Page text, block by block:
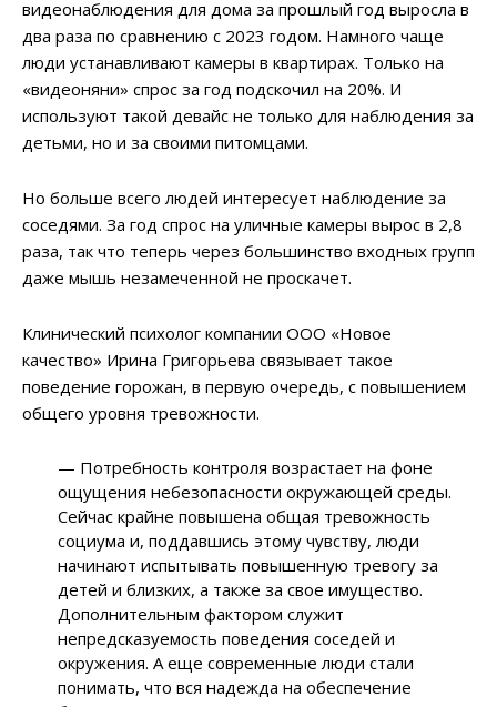
видеонаблюдения для дома за прошлый год выросла в
два раза по сравнению с 2023 годом. Намного чаще
люди устанавливают камеры в квартирах. Только на
«видеоняни» спрос за год подскочил на 20%. И
используют такой девайс не только для наблюдения за
детьми, но и за своими питомцами.
Но больше всего людей интересует наблюдение за
соседями. За год спрос на уличные камеры вырос в 2,8
раза, так что теперь через большинство входных групп
даже мышь незамеченной не проскачет.
Клинический психолог компании ООО «Новое
качество» Ирина Григорьева связывает такое
поведение горожан, в первую очередь, с повышением
общего уровня тревожности.
— Потребность контроля возрастает на фоне
ощущения небезопасности окружающей среды.
Сейчас крайне повышена общая тревожность
социума и, поддавшись этому чувству, люди
начинают испытывать повышенную тревогу за
детей и близких, а также за свое имущество.
Дополнительным фактором служит
непредсказуемость поведения соседей и
окружения. А еще современные люди стали
понимать, что вся надежда на обеспечение